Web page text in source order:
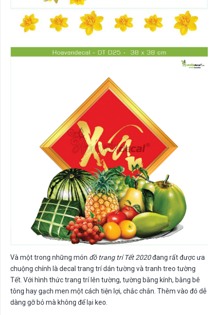
Và một trong những món đồ trang trí Tết 2020đang rất được ưa
chuộng chính là decal trang trí dán tường và tranh treo tường
Tết. Với hình thức trang trí lên tường, tường bằng kính, bằng bê
tông hay gạch men một cách tiện lợi, chắc chắn. Thêm vào đó dễ
dàng gỡ bỏ mà không để lại keo.